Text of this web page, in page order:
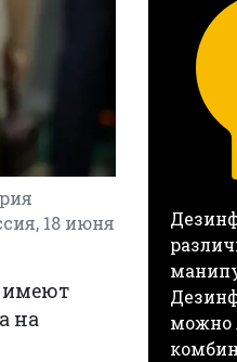
18 июня
имеют
на
можно